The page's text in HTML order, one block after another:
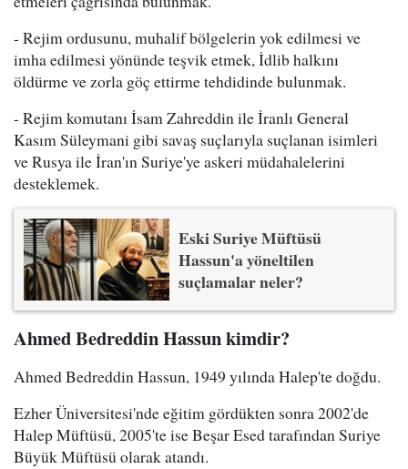
- Rejim ordusunu, muhalif bölgelerin yok edilmesi ve
imha edilmesi yönünde teşvik etmek, İdlib halkını
öldürme ve zorla göç ettirme tehdidinde bulunmak.
- Rejim komutanı İsam Zahreddin ile İranlı General
Kasım Süleymani gibi savaş suçlarıyla suçlanan isimleri
ve Rusya ile İran'ın Suriye'ye askeri müdahalelerini
desteklemek.
Eski Suriye Müftüsü
Hassun'a yöneltilen
suçlamalar neler?
Ahmed Bedreddin Hassun kimdir?
Ahmed Bedreddin Hassun, 1949 yılında Halep'te doğdu.
Ezher Üniversitesi'nde eğitim gördükten sonra 2002'de
Halep Müftüsü, 2005'te ise Beşar Esed tarafından Suriye
Büyük Müftüsü olarak atandı.